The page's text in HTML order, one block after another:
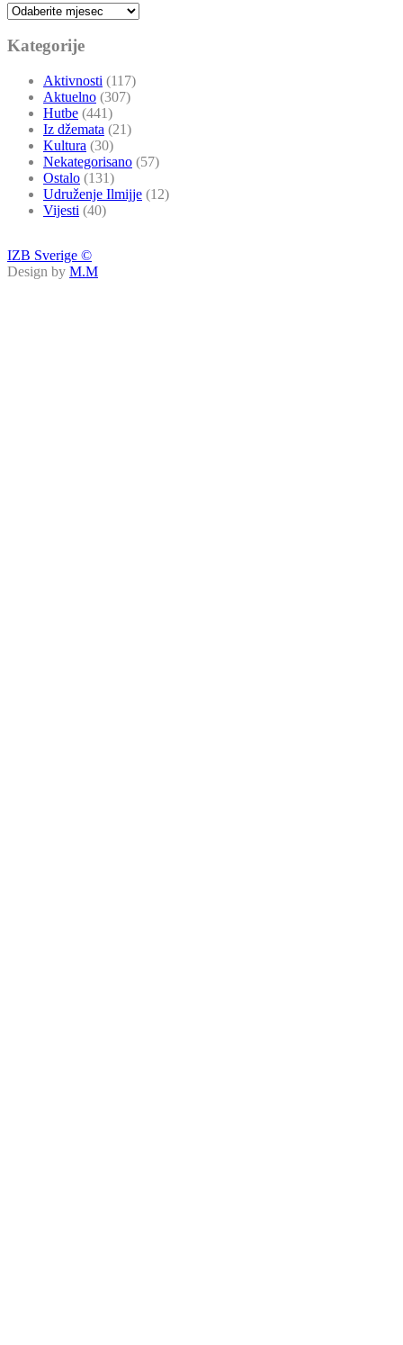
Arhive
Kategorije
Aktivnosti (117)
Aktuelno (307)
Hutbe (441)
Iz džemata (21)
Kultura (30)
Nekategorisano (57)
Ostalo (131)
Udruženje Ilmijje (12)
Vijesti (40)
IZB Sverige ©
Design by M.M